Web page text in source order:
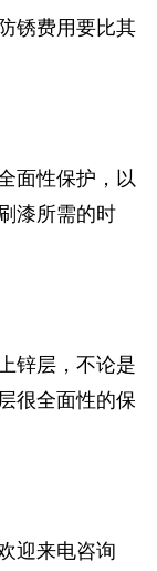
锈费用要比其
面性保护，以
漆所需的时
锌层，不论是
很全面性的保
迎来电咨询